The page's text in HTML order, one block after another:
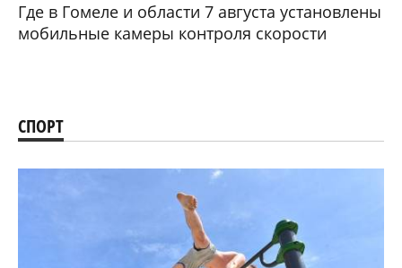
Где в Гомеле и области 7 августа установлены
мобильные камеры контроля скорости
СПОРТ